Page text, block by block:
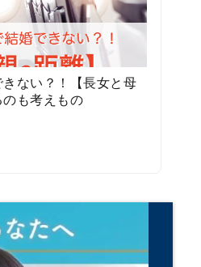
ない？！【長女と母
も考えもの